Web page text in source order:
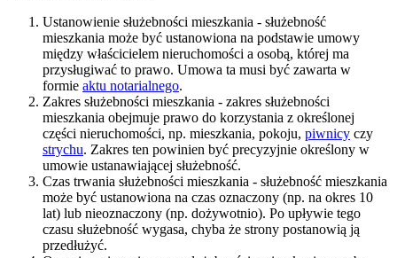
Ustanowienie służebności mieszkania - służebność
mieszkania może być ustanowiona na podstawie umowy
między właścicielem nieruchomości a osobą, której ma
przysługiwać to prawo. Umowa ta musi być zawarta w
formie aktu notarialnego.
Zakres służebności mieszkania - zakres służebności
mieszkania obejmuje prawo do korzystania z określonej
części nieruchomości, np. mieszkania, pokoju, piwnicy czy
strychu. Zakres ten powinien być precyzyjnie określony w
umowie ustanawiającej służebność.
Czas trwania służebności mieszkania - służebność mieszkania
może być ustanowiona na czas oznaczony (np. na okres 10
lat) lub nieoznaczony (np. dożywotnio). Po upływie tego
czasu służebność wygasa, chyba że strony postanowią ją
przedłużyć.